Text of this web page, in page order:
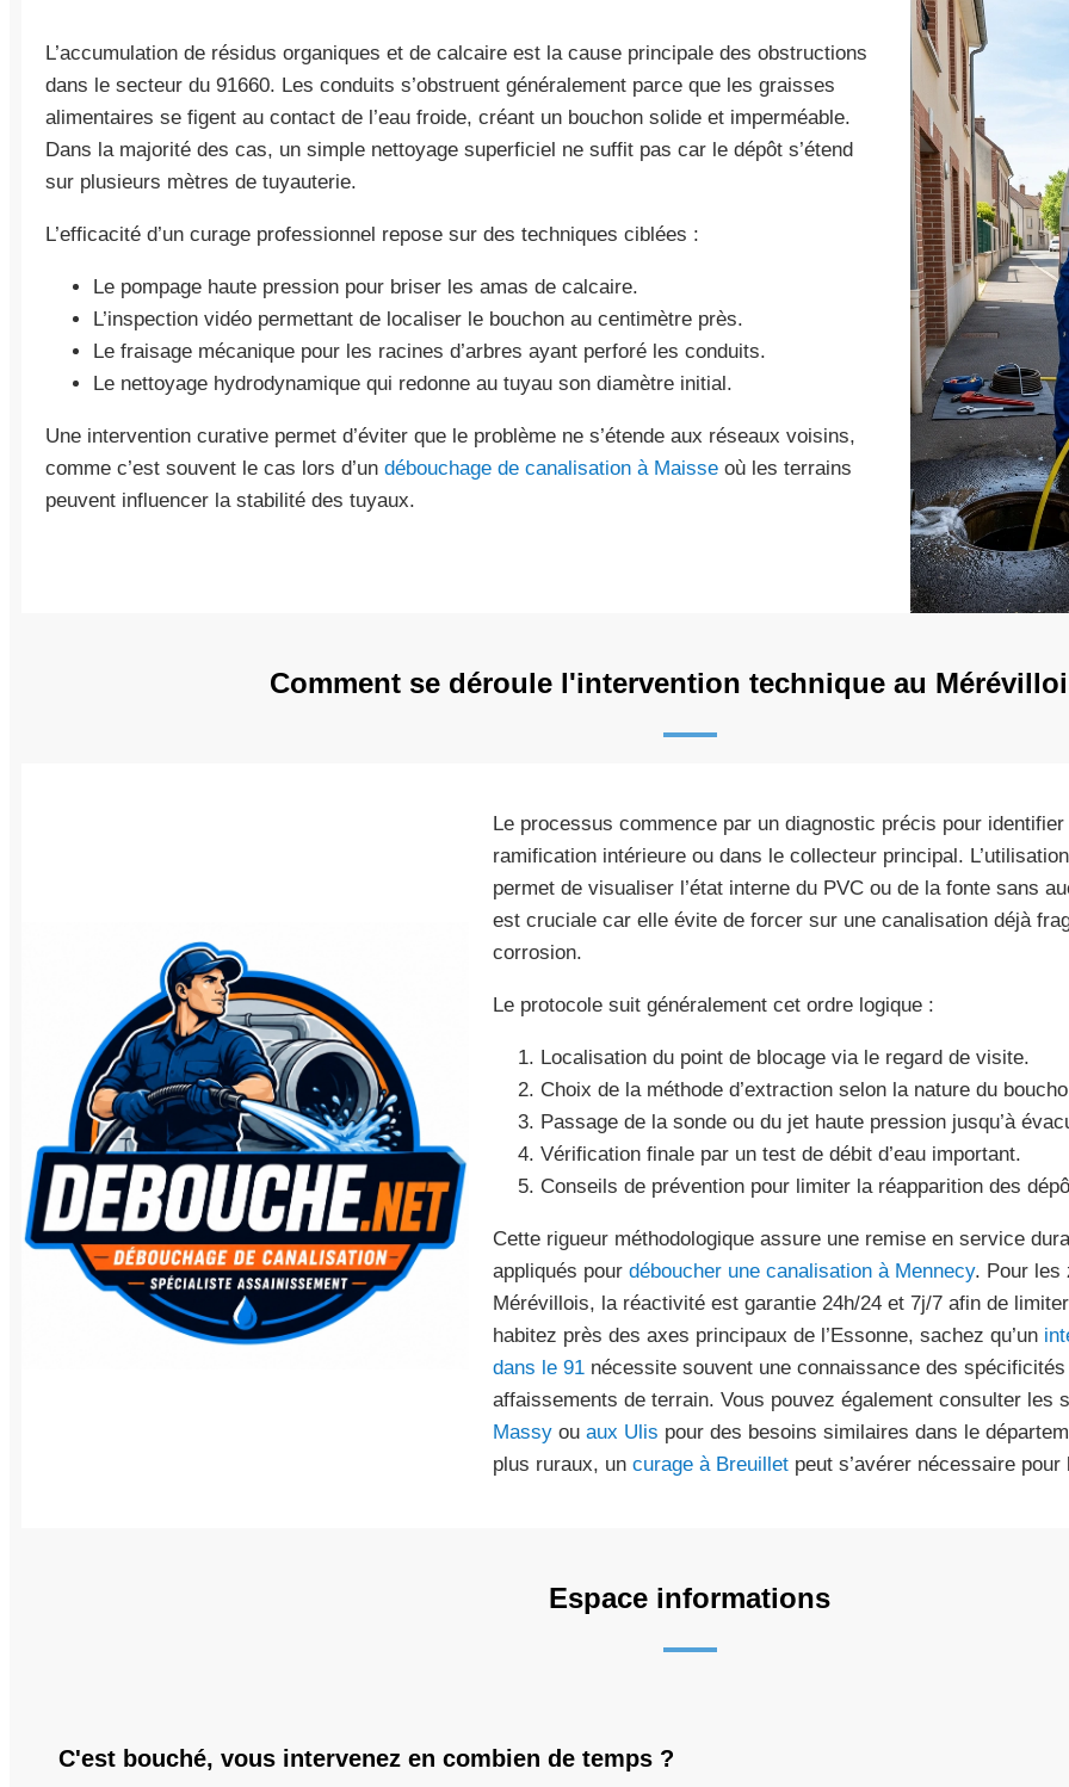
L’accumulation de résidus organiques et de calcaire est la cause principale des obstructions
dans le secteur du 91660. Les conduits s’obstruent généralement parce que les graisses
alimentaires se figent au contact de l’eau froide, créant un bouchon solide et imperméable.
Dans la majorité des cas, un simple nettoyage superficiel ne suffit pas car le dépôt s’étend
sur plusieurs mètres de tuyauterie.
L’efficacité d’un curage professionnel repose sur des techniques ciblées :
Le pompage haute pression pour briser les amas de calcaire.
L’inspection vidéo permettant de localiser le bouchon au centimètre près.
Le fraisage mécanique pour les racines d’arbres ayant perforé les conduits.
Le nettoyage hydrodynamique qui redonne au tuyau son diamètre initial.
Une intervention curative permet d’éviter que le problème ne s’étende aux réseaux voisins,
comme c’est souvent le cas lors d’un débouchage de canalisation à Maisse où les terrains
peuvent influencer la stabilité des tuyaux.
Comment se déroule l'intervention technique au
Le processus commence par un diagnostic précis pour
ramification intérieure ou dans le collecteur principal.
permet de visualiser l’état interne du PVC ou de la fonte sans
est cruciale car elle évite de forcer sur une canalisation déjà
corrosion.
Le protocole suit généralement cet ordre logique :
Localisation du point de blocage via le regard de visite.
Choix de la méthode d’extraction selon la nature du
Passage de la sonde ou du jet haute pression jusqu’à
Vérification finale par un test de débit d’eau important.
Conseils de prévention pour limiter la réapparition des
Cette rigueur méthodologique assure une remise en service
appliqués pour déboucher une canalisation à Mennecy. Pour les
Mérévillois, la réactivité est garantie 24h/24 et 7j/7 afin de
habitez près des axes principaux de l’Essonne, sachez qu’un
dans le 91nécessite souvent une connaissance des
affaissements de terrain. Vous pouvez également consulter les
Massyou aux Ulis pour des besoins similaires dans le
plus ruraux, un curage à Breuilletpeut s’avérer nécessaire
Espace informations
C'est bouché, vous intervenez en combien de temps ?